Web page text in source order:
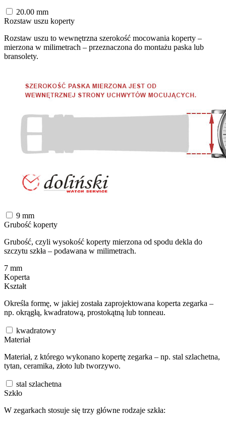
20.00 mm
Rozstaw uszu koperty
Rozstaw uszu to wewnętrzna szerokość mocowania koperty –
mierzona w milimetrach – przeznaczona do montażu paska lub
bransolety.
9 mm
Grubość koperty
Grubość, czyli wysokość koperty mierzona od spodu dekla do
szczytu szkła – podawana w milimetrach.
7 mm
Koperta
Kształt
Określa formę, w jakiej została zaprojektowana koperta zegarka –
np. okrągłą, kwadratową, prostokątną lub tonneau.
kwadratowy
Materiał
Materiał, z którego wykonano kopertę zegarka – np. stal szlachetna,
tytan, ceramika, złoto lub tworzywo.
stal szlachetna
Szkło
W zegarkach stosuje się trzy główne rodzaje szkła: